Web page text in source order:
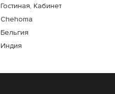
Гостиная, Кабинет
Chehoma
Бельгия
Индия